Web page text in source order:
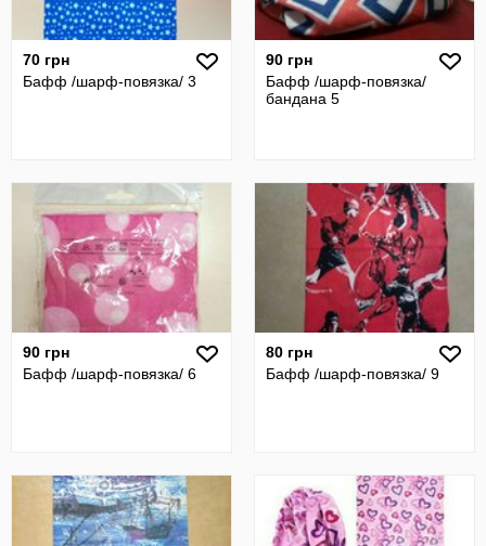
70 грн
Бафф /шарф-повязка/ 3
90 грн
Бафф /шарф-повязка/
бандана 5
90 грн
Бафф /шарф-повязка/ 6
80 грн
Бафф /шарф-повязка/ 9